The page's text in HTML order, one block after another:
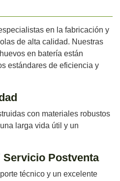
en la fabricación y
de alta calidad. Nuestras
en batería están
estándares de eficiencia y
con materiales robustos
larga vida útil y un
Postventa
técnico y un excelente